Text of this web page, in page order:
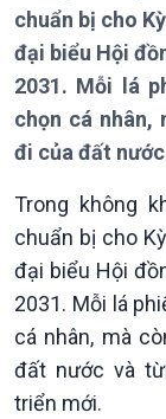
chuẩn bị cho
đại biểu Hội
2031. Mỗi lá
chọn cá nhân,
đi của đất
Trong không
chuẩn bị cho
đại biểu Hội
2031. Mỗi lá
cá nhân, mà
đất nước và
triển mới.